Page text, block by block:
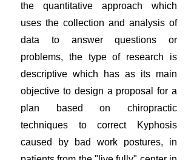
the quantitative approach which
uses the collection and analysis of
data to answer questions or
problems, the type of research is
descriptive which has as its main
objective to design a proposal for a
plan based on chiropractic
techniques to correct Kyphosis
caused by bad work postures, in